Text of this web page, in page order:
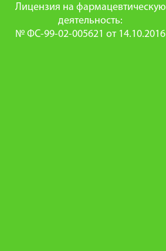
Лицензия на фармацевтическую
деятельность:
№ ФС-99-02-005621 от 14.10.2016